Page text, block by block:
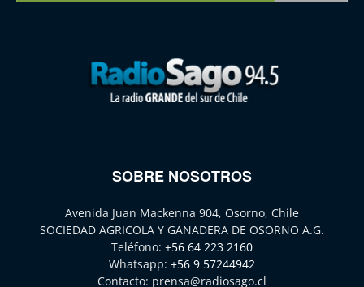
SOBRE NOSOTROS
Avenida Juan Mackenna 904, Osorno, Chile
SOCIEDAD AGRICOLA Y GANADERA DE OSORNO A.G.
Teléfono: +56 64 223 2160
Whatsapp: +56 9 57244942
Contacto: prensa@radiosago.cl